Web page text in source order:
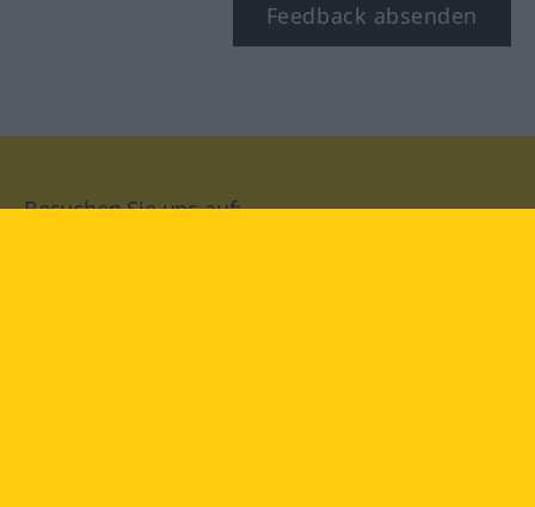
Feedback absenden
Besuchen Sie uns auf: